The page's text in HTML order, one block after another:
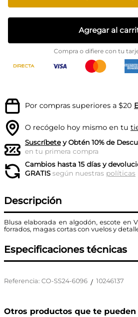
Agregar al
Compra o difiere con tu
Por compras superiores a $20
O recógelo hoy mismo en tu
Suscríbetey Obtén 10% de
en tu primera compra
Cambios hasta 15 días y
GRATISsegún nuestras políticas
Descripción
Blusa elaborada en algodón, escote en
forrados, magas cortas con vuelos y
Especificaciones técnicas
Referencia: CO-SS24-6096 / 10246137
Otros productos que te